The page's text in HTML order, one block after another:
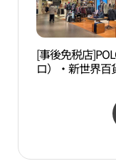
[事後免税店
ロ）・新世界百
계백화점 센텀